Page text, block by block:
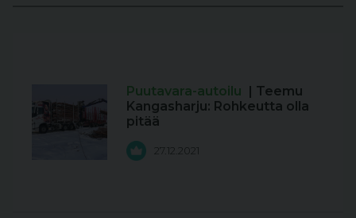
Puutavara-autoilu | Teemu
Kangasharju: Rohkeutta olla
pitää
27.12.2021